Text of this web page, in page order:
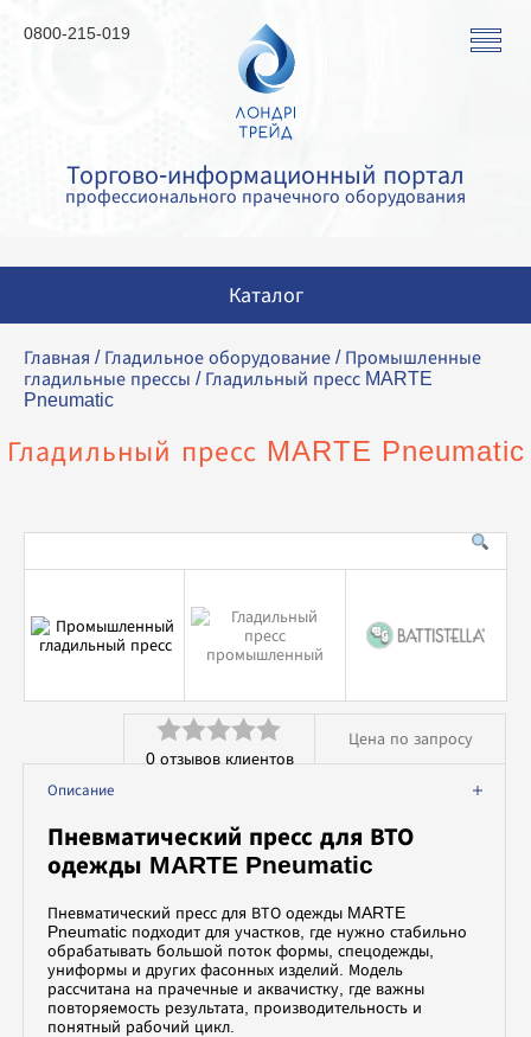
Торгово-информационный портал
профессионального прачечного оборудования
0800-215-019
Каталог
Стиральные машины
Сушильные машины
Гладильные машины
Аквачистка и химчистка
Вспомогательное оборудование
Профессиональная химия
Главная / Гладильное оборудование / Промышленные
гладильные прессы / Гладильный пресс MARTE
Pneumatic
Гладильный пресс MARTE Pneumatic
Оценка
из
5
0отзывов клиентов
Цена по запросу
Описание
Пневматический пресс для ВТО
одежды MARTE Pneumatic
Пневматический пресс для ВТО одежды MARTE
Pneumatic подходит для участков, где нужно стабильно
обрабатывать большой поток формы, спецодежды,
униформы и других фасонных изделий. Модель
рассчитана на прачечные и аквачистку, где важны
повторяемость результата, производительность и
понятный рабочий цикл.